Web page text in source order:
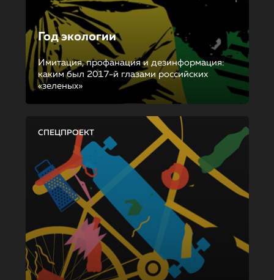
Год экологии
Имитация, профанация и дезинформация:
каким был 2017-й глазами российских
«зеленых»
СПЕЦПРОЕКТ